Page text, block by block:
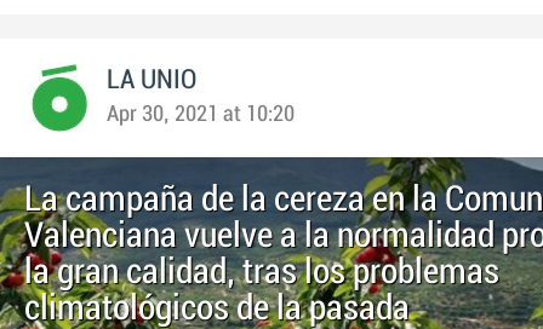
LA UNIO
Apr 30, 2021 at 10:20
La campaña de la cereza en la
Valenciana vuelve a la normalidad
la gran calidad, tras los problemas
climatológicos de la pasada